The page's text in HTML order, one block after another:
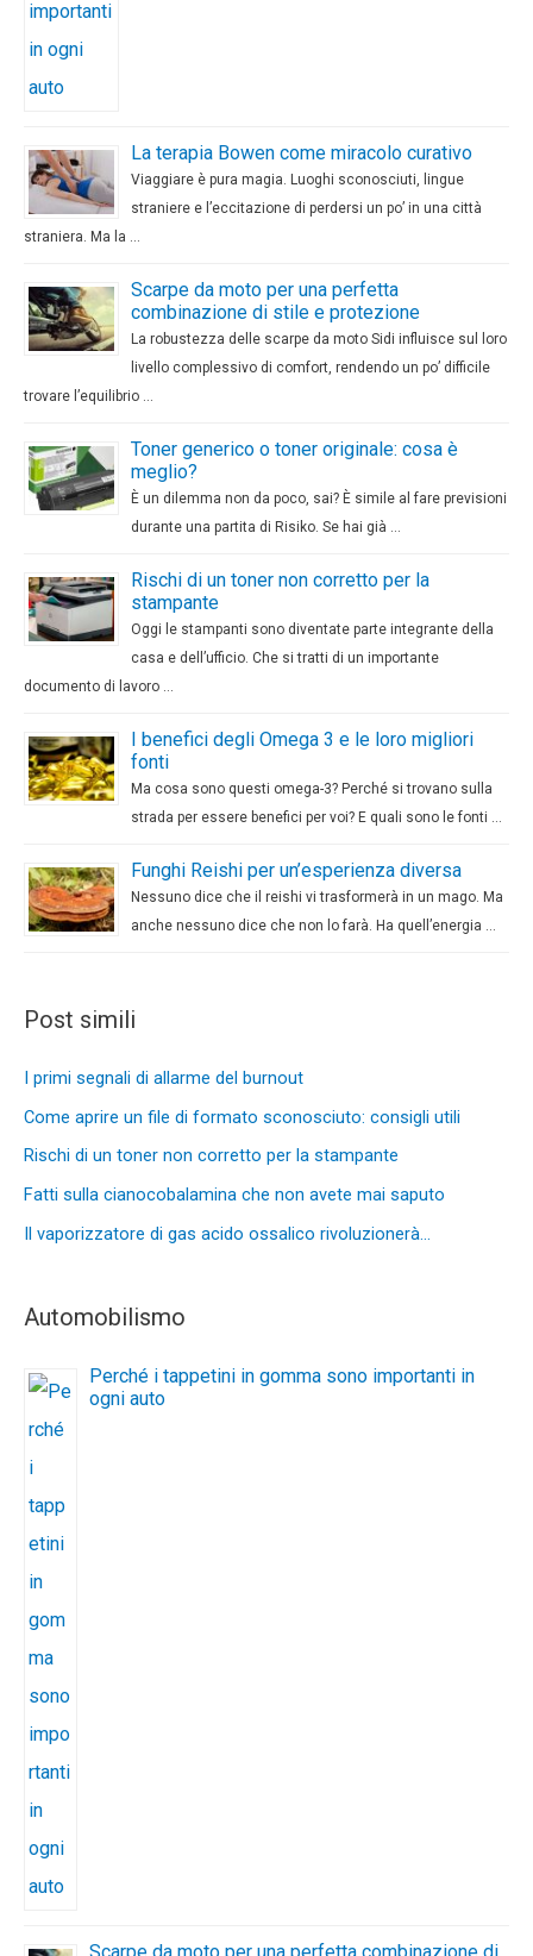
La terapia Bowen come miracolo curativo
Viaggiare è pura magia. Luoghi sconosciuti, lingue
straniere e l’eccitazione di perdersi un po’ in una città
straniera. Ma la …
Scarpe da moto per una perfetta
combinazione di stile e protezione
La robustezza delle scarpe da moto Sidi influisce sul loro
livello complessivo di comfort, rendendo un po’ difficile
trovare l’equilibrio …
Toner generico o toner originale: cosa è
meglio?
È un dilemma non da poco, sai? È simile al fare previsioni
durante una partita di Risiko. Se hai già …
Rischi di un toner non corretto per la
stampante
Oggi le stampanti sono diventate parte integrante della
casa e dell’ufficio. Che si tratti di un importante
documento di lavoro …
I benefici degli Omega 3 e le loro migliori
fonti
Ma cosa sono questi omega-3? Perché si trovano sulla
strada per essere benefici per voi? E quali sono le fonti …
Funghi Reishi per un’esperienza diversa
Nessuno dice che il reishi vi trasformerà in un mago. Ma
anche nessuno dice che non lo farà. Ha quell’energia …
Post simili
I primi segnali di allarme del burnout
Come aprire un file di formato sconosciuto: consigli utili
Rischi di un toner non corretto per la stampante
Fatti sulla cianocobalamina che non avete mai saputo
Il vaporizzatore di gas acido ossalico rivoluzionerà…
Automobilismo
Perché i tappetini in gomma sono importanti in
ogni auto
Scarpe da moto per una perfetta combinazione di